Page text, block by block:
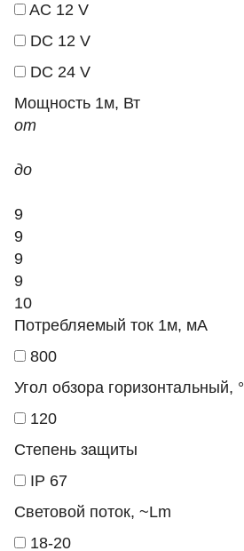
AC 12 V
DC 12 V
DC 24 V
Мощность 1м, Вт
от
до
9
9
9
9
10
Потребляемый ток 1м, мА
800
Угол обзора горизонтальный, °
120
Степень защиты
IP 67
Световой поток, ~Lm
18-20